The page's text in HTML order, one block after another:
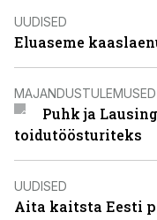
UUDISED
Eluaseme
MAJANDUSTULEMUSED
Puhk ja
toidutöösturiteks
UUDISED
Aita kaitsta Eesti